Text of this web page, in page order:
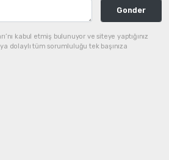
Gonder
kabul etmiş bulunuyor ve siteye yaptığınız
dolaylı tüm sorumluluğu tek başınıza